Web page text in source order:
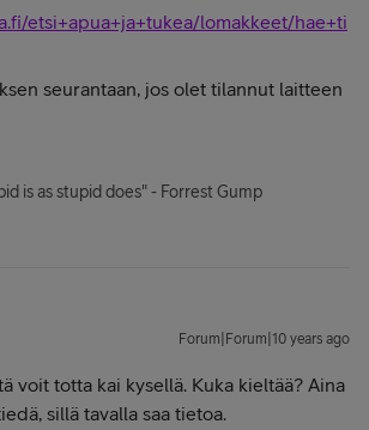
etsi+apua+ja+tukea/lomakkeet/hae+ti
seurantaan, jos olet tilannut laitteen
is as stupid does" - Forrest Gump
Forum|Forum|10 years ago
voit totta kai kysellä. Kuka kieltää? Aina
sillä tavalla saa tietoa.